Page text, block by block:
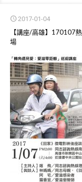
2017-01-04
【講座/高雄】170107
場